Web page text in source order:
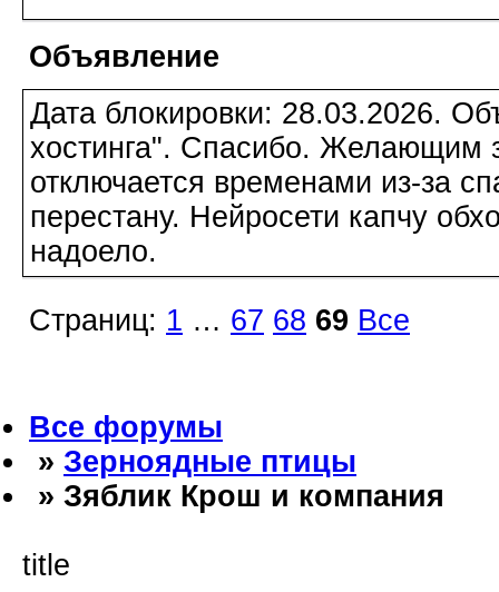
Объявление
Дата блокировки: 28.03.2026.
хостинга". Спасибо. Желающим
отключается временами из-за
перестану. Нейросети капчу
надоело.
Страниц: 1 … 67 68 69 Все
Все форумы
» Зерноядные птицы
» Зяблик Крош и компания
title